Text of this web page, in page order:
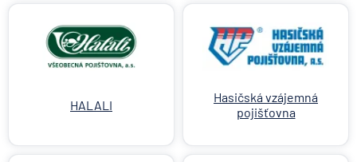
HALALI
Hasičská vzájemná
pojišťovna